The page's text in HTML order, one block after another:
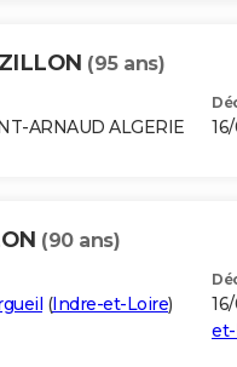
(95 ans)
ARNAUD ALGERIE
(90 ans)
(Indre-et-Loire)